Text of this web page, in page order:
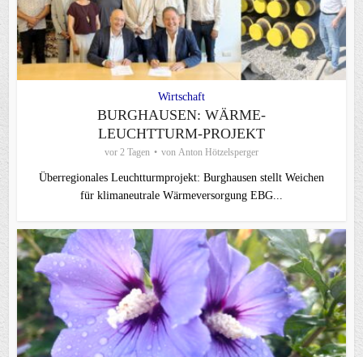
Wirtschaft
BURGHAUSEN: WÄRME-
LEUCHTTURM-PROJEKT
vor 2 Tagen von Anton Hötzelsperger
Überregionales Leuchtturmprojekt: Burghausen stellt Weichen
für klimaneutrale Wärmeversorgung EBG...